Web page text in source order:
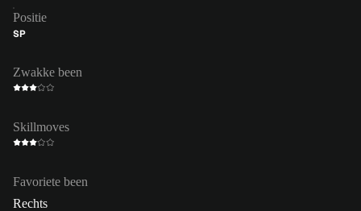
Positie
SP
Zwakke been
Skillmoves
Favoriete been
Rechts